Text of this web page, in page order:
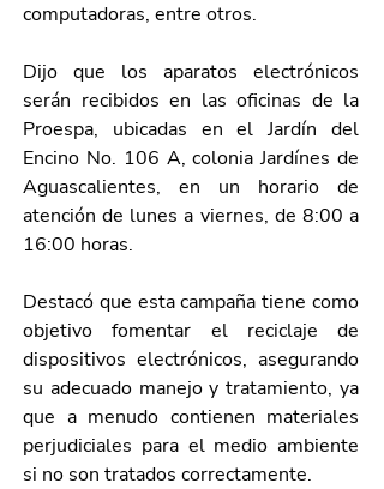
computadoras, entre otros.
Dijo que los aparatos electrónicos
serán recibidos en las oficinas de la
Proespa, ubicadas en el Jardín del
Encino No. 106 A, colonia Jardínes de
Aguascalientes, en un horario de
atención de lunes a viernes, de 8:00 a
16:00 horas.
Destacó que esta campaña tiene como
objetivo fomentar el reciclaje de
dispositivos electrónicos, asegurando
su adecuado manejo y tratamiento, ya
que a menudo contienen materiales
perjudiciales para el medio ambiente
si no son tratados correctamente.